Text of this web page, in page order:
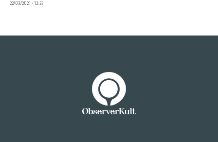
22/03/2021 • 12:23